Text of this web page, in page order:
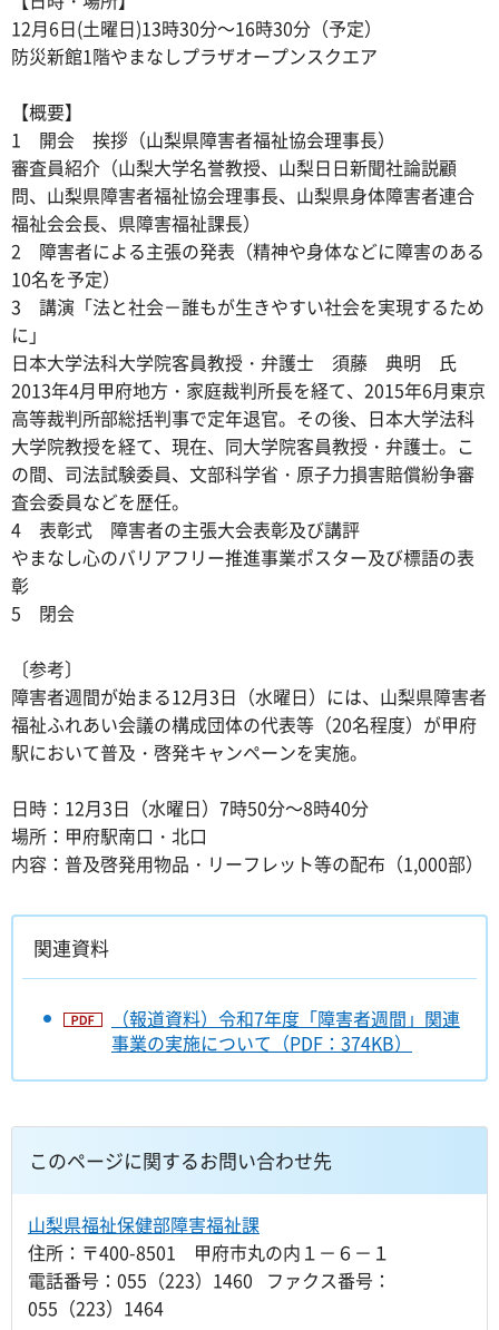
12月6日(土曜日)13時30分～16時30分（予定）
防災新館1階やまなしプラザオープンスクエア
【概要】
1 開会 挨拶（山梨県障害者福祉協会理事長）
審査員紹介（山梨大学名誉教授、山梨日日新聞社論説顧
問、山梨県障害者福祉協会理事長、山梨県身体障害者連合
福祉会会長、県障害福祉課長）
2 障害者による主張の発表（精神や身体などに障害のある
10名を予定）
3 講演「法と社会－誰もが生きやすい社会を実現するため
に」
日本大学法科大学院客員教授・弁護士 須藤 典明 氏
2013年4月甲府地方・家庭裁判所長を経て、2015年6月東京
高等裁判所部総括判事で定年退官。その後、日本大学法科
大学院教授を経て、現在、同大学院客員教授・弁護士。こ
の間、司法試験委員、文部科学省・原子力損害賠償紛争審
査会委員などを歴任。
4 表彰式 障害者の主張大会表彰及び講評
やまなし心のバリアフリー推進事業ポスター及び標語の表
彰
5 閉会
〔参考〕
障害者週間が始まる12月3日（水曜日）には、山梨県障害者
福祉ふれあい会議の構成団体の代表等（20名程度）が甲府
駅において普及・啓発キャンペーンを実施。
日時：12月3日（水曜日）7時50分～8時40分
場所：甲府駅南口・北口
内容：普及啓発用物品・リーフレット等の配布（1,000部）
関連資料
（報道資料）令和7年度「障害者週間」関連
事業の実施について（PDF：374KB）
このページに関するお問い合わせ先
山梨県福祉保健部障害福祉課
住所：〒400-8501 甲府市丸の内１－６－１
電話番号：055（223）1460 ファクス番号：
055（223）1464